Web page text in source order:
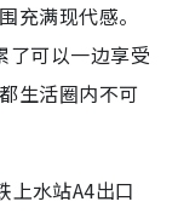
充满现代感。
了可以一边享受
生活圈内不可
上水站A4出口